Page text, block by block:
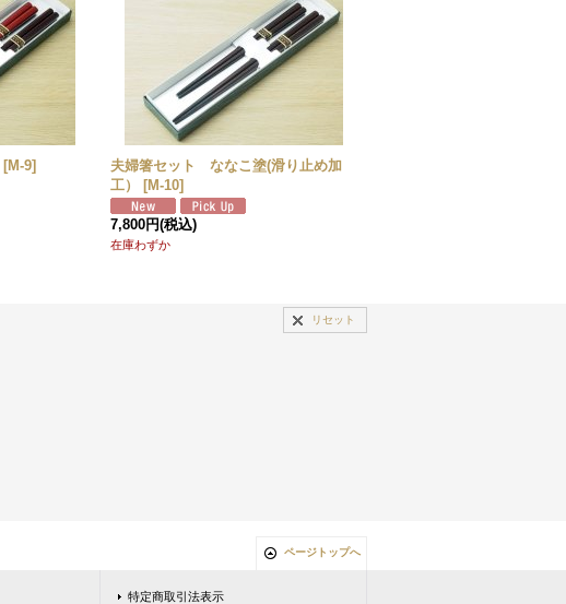
[M-9]
夫婦箸セット ななこ塗(滑り止め加
工）
[M-10]
7,800円(税込)
在庫わずか
リセット
ページトップへ
特定商取引法表示